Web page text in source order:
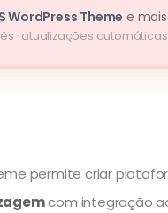
WordPress Theme e
· atualizações
permite criar
com integração